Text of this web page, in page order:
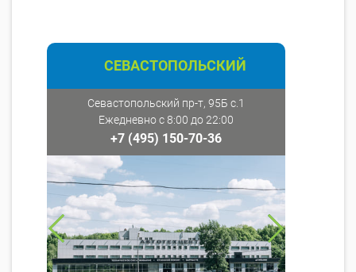
СЕВАСТОПОЛЬСКИЙ
Севастопольский пр-т, 95Б с.1
Ежедневно с 8:00 до 22:00
+7 (495) 150-70-36